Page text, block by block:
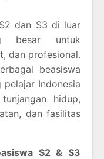
dan S3 di luar
besar untuk
dan profesional.
beasiswa
pelajar Indonesia
hidup,
dan fasilitas
S2 & S3